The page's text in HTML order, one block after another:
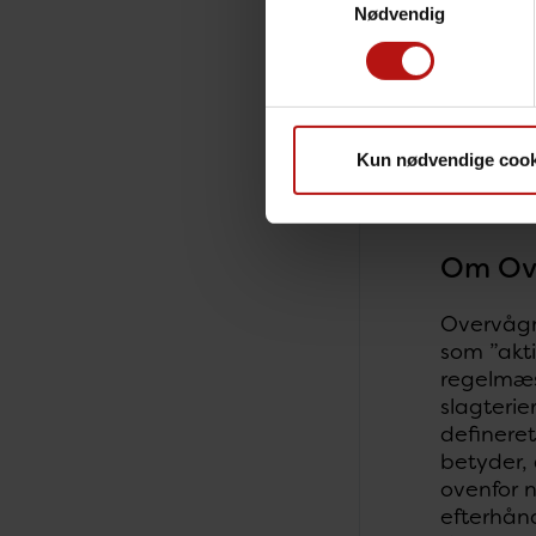
Nødvendig
Kun nødvendige
SSI
Til
Om
som
betyder,
ovenfor